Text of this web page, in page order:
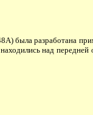
разработана
над передней